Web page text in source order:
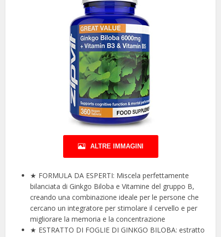
ALTRE IMMAGINI
★ FORMULA DA ESPERTI: Miscela perfettamente
bilanciata di Ginkgo Biloba e Vitamine del gruppo B,
creando una combinazione ideale per le persone che
cercano un integratore per stimolare il cervello e per
migliorare la memoria e la concentrazione
★ ESTRATTO DI FOGLIE DI GINKGO BILOBA: estratto